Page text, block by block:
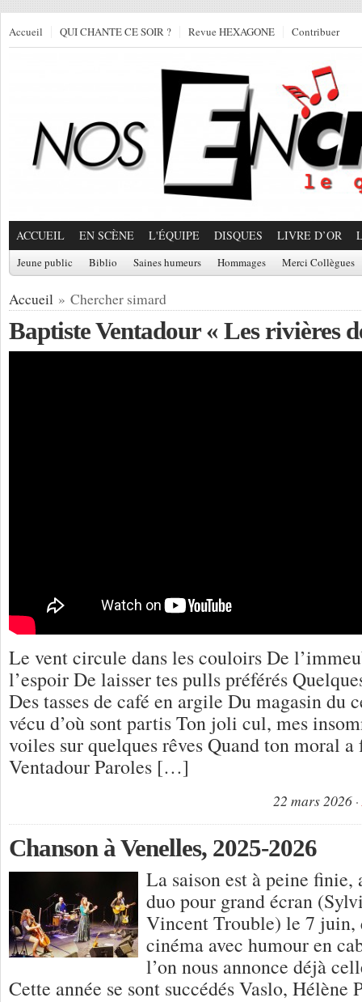
Accueil QUI CHANTE CE SOIR ? Revue HEXAGONE Contribuer
ACCUEIL EN SCÈNE L'ÉQUIPE DISQUES LIVRE D’OR
Jeune public Biblio Saines humeurs Hommages Merci Collègues
Accueil » Chercher simard
Baptiste Ventadour « Les rivières
Le vent circule dans les couloirs De
l’espoir De laisser tes pulls préférés
Des tasses de café en argile Du magasin du
vécu d’où sont partis Ton joli cul, mes
voiles sur quelques rêves Quand ton moral
Ventadour Paroles […]
22 mars 2026
Chanson à Venelles, 2025-2026
La saison est à peine
duo pour grand écran
Vincent Trouble) le 7 juin,
cinéma avec humour en
l’on nous annonce déjà
Cette année se sont succédés Vaslo, Hélène